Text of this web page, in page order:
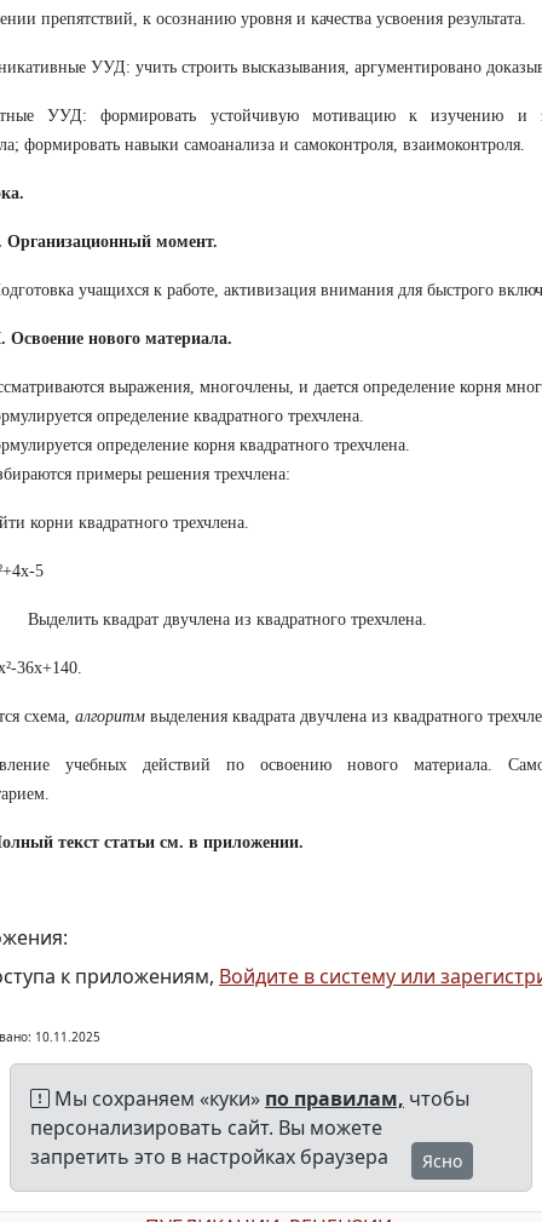
препятствий, к осознанию уровня и качества усвоения результата.
УУД: учить строить высказывания, аргументировано
УУД: формировать устойчивую мотивацию к изучению и
формировать навыки самоанализа и самоконтроля, взаимоконтроля.
Организационный момент.
учащихся к работе, активизация внимания для быстрого
. Освоение нового материала.
выражения, многочлены, и дается определение корня
определение квадратного трехчлена.
определение корня квадратного трехчлена.
примеры решения трехчлена:
корни квадратного трехчлена.
5
Выделить квадрат двучлена из квадратного трехчлена.
36х+140.
схема, алгоритм выделения квадрата двучлена из квадратного
учебных действий по освоению нового материала.
текст статьи см. в приложении.
к приложениям, Войдите в систему или
10.11.2025
Мы сохраняем «куки» по правилам, чтобы
персонализировать сайт. Вы можете
запретить это в настройках браузера
Ясно